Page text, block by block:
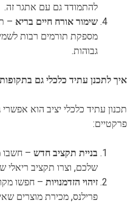
להתמודד גם עם אתגר זה.
שימור אורח חיים בריא –
מספקת תורמים רבות
גבוהות.
איך לתכנן עתיד כלכלי גם
תכנון עתיד כלכלי יציב הוא
פרקטיים:
בניית תקציב חדש – חשבו
שלכם, וצרו תקציב ריאלי
זיהוי הזדמנויות – חפשו
פרילנס, מכירת מוצרים